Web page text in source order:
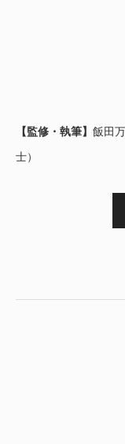
【監修・執筆】 飯田
士）